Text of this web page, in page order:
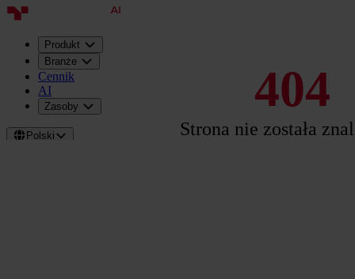
Produkt
Branże
Cennik
AI
Zasoby
Polski
404
Strona nie została